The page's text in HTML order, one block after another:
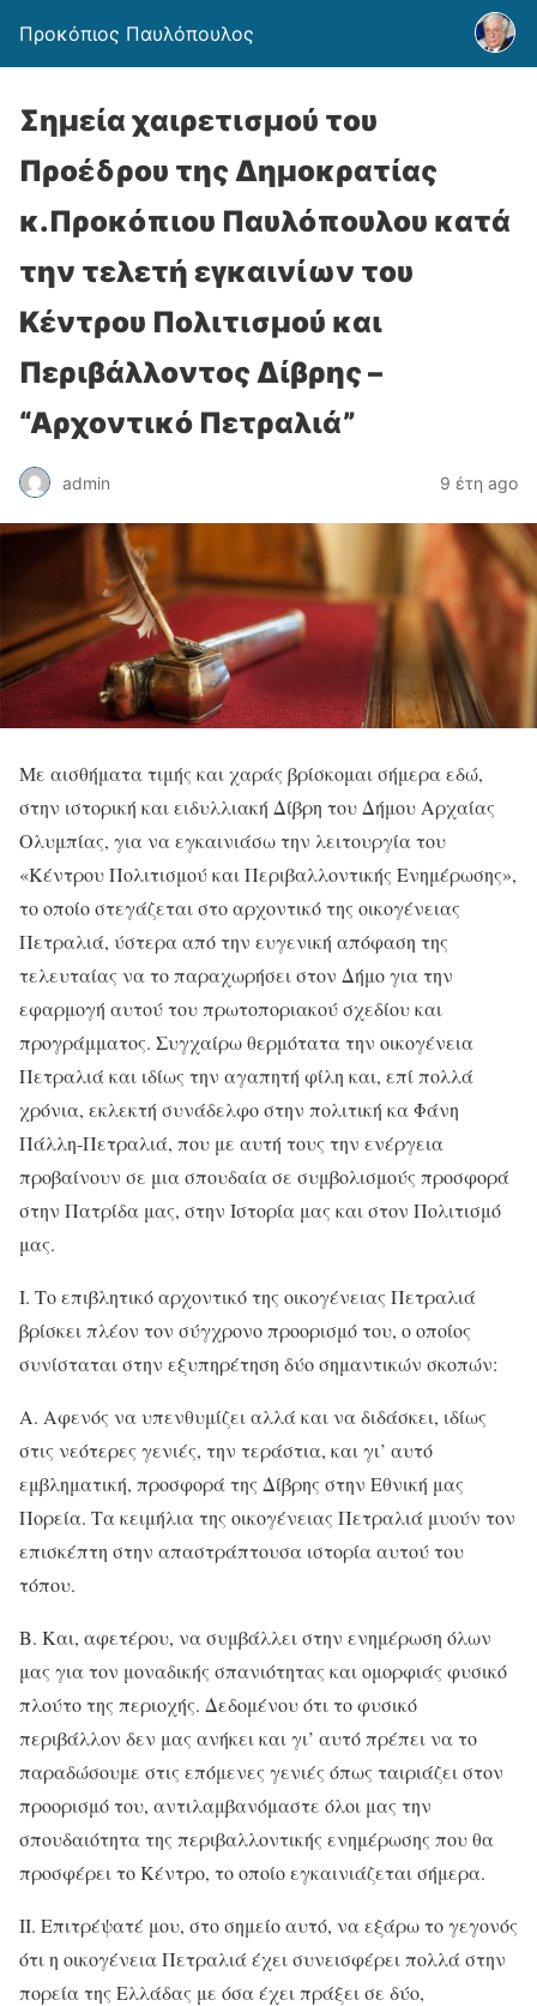
Προκόπιος Παυλόπουλος
Σημεία χαιρετισμού του
Προέδρου της Δημοκρατίας
κ.Προκόπιου Παυλόπουλου κατά
την τελετή εγκαινίων του
Κέντρου Πολιτισμού και
Περιβάλλοντος Δίβρης –
“Αρχοντικό Πετραλιά”
admin 9 έτη ago
Με αισθήματα τιμής και χαράς βρίσκομαι σήμερα εδώ,
στην ιστορική και ειδυλλιακή Δίβρη του Δήμου Αρχαίας
Ολυμπίας, για να εγκαινιάσω την λειτουργία του
«Κέντρου Πολιτισμού και Περιβαλλοντικής Ενημέρωσης»,
το οποίο στεγάζεται στο αρχοντικό της οικογένειας
Πετραλιά, ύστερα από την ευγενική απόφαση της
τελευταίας να το παραχωρήσει στον Δήμο για την
εφαρμογή αυτού του πρωτοποριακού σχεδίου και
προγράμματος. Συγχαίρω θερμότατα την οικογένεια
Πετραλιά και ιδίως την αγαπητή φίλη και, επί πολλά
χρόνια, εκλεκτή συνάδελφο στην πολιτική κα Φάνη
Πάλλη-Πετραλιά, που με αυτή τους την ενέργεια
προβαίνουν σε μια σπουδαία σε συμβολισμούς προσφορά
στην Πατρίδα μας, στην Ιστορία μας και στον Πολιτισμό
μας.
I. Το επιβλητικό αρχοντικό της οικογένειας Πετραλιά
βρίσκει πλέον τον σύγχρονο προορισμό του, ο οποίος
συνίσταται στην εξυπηρέτηση δύο σημαντικών σκοπών:
Α. Αφενός να υπενθυμίζει αλλά και να διδάσκει, ιδίως
στις νεότερες γενιές, την τεράστια, και γι’ αυτό
εμβληματική, προσφορά της Δίβρης στην Εθνική μας
Πορεία. Τα κειμήλια της οικογένειας Πετραλιά μυούν τον
επισκέπτη στην απαστράπτουσα ιστορία αυτού του
τόπου.
Β. Και, αφετέρου, να συμβάλλει στην ενημέρωση όλων
μας για τον μοναδικής σπανιότητας και ομορφιάς φυσικό
πλούτο της περιοχής. Δεδομένου ότι το φυσικό
περιβάλλον δεν μας ανήκει και γι’ αυτό πρέπει να το
παραδώσουμε στις επόμενες γενιές όπως ταιριάζει στον
προορισμό του, αντιλαμβανόμαστε όλοι μας την
σπουδαιότητα της περιβαλλοντικής ενημέρωσης που θα
προσφέρει το Κέντρο, το οποίο εγκαινιάζεται σήμερα.
II. Επιτρέψατέ μου, στο σημείο αυτό, να εξάρω το γεγονός
ότι η οικογένεια Πετραλιά έχει συνεισφέρει πολλά στην
πορεία της Ελλάδας με όσα έχει πράξει σε δύο,